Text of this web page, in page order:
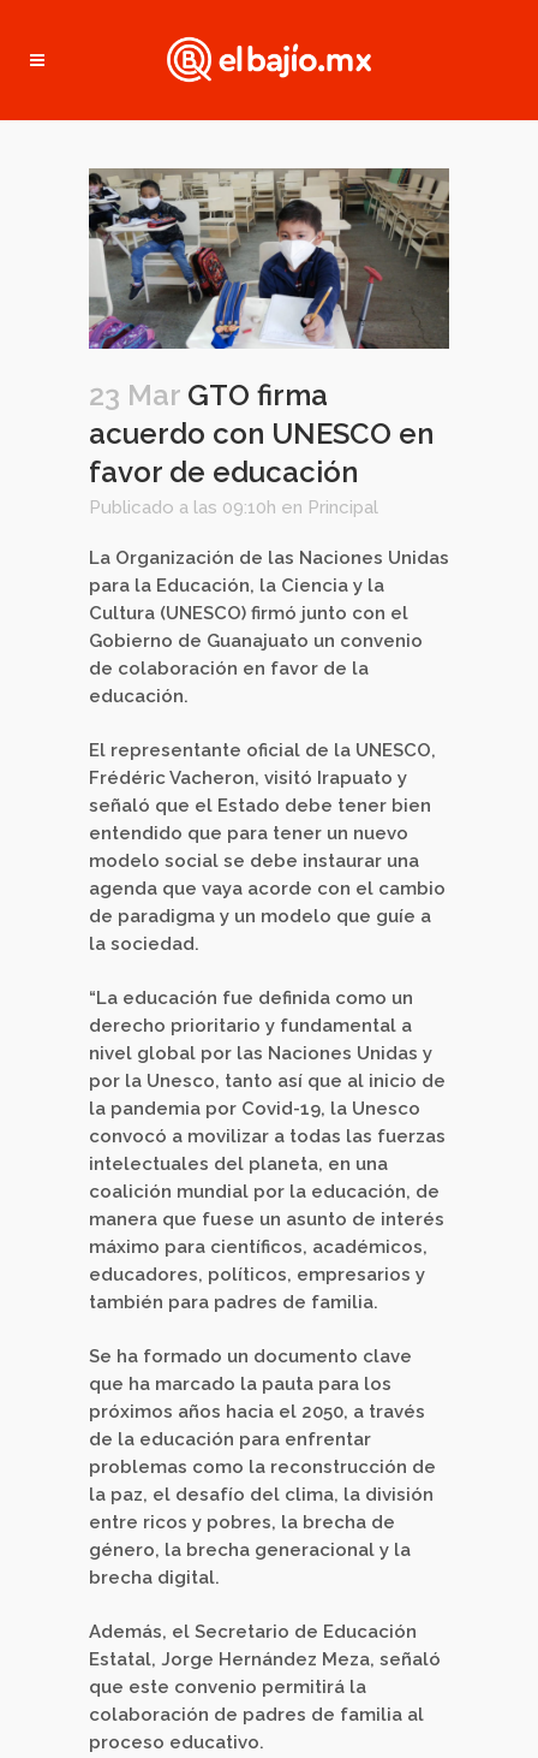
23 Mar GTO firma
acuerdo con UNESCO en
favor de educación
Publicado a las 09:10h en Principal
La Organización de las Naciones Unidas
para la Educación, la Ciencia y la
Cultura (UNESCO) firmó junto con el
Gobierno de Guanajuato un convenio
de colaboración en favor de la
educación.
El representante oficial de la UNESCO,
Frédéric Vacheron, visitó Irapuato y
señaló que el Estado debe tener bien
entendido que para tener un nuevo
modelo social se debe instaurar una
agenda que vaya acorde con el cambio
de paradigma y un modelo que guíe a
la sociedad.
“La educación fue definida como un
derecho prioritario y fundamental a
nivel global por las Naciones Unidas y
por la Unesco, tanto así que al inicio de
la pandemia por Covid-19, la Unesco
convocó a movilizar a todas las fuerzas
intelectuales del planeta, en una
coalición mundial por la educación, de
manera que fuese un asunto de interés
máximo para científicos, académicos,
educadores, políticos, empresarios y
también para padres de familia.
Se ha formado un documento clave
que ha marcado la pauta para los
próximos años hacia el 2050, a través
de la educación para enfrentar
problemas como la reconstrucción de
la paz, el desafío del clima, la división
entre ricos y pobres, la brecha de
género, la brecha generacional y la
brecha digital.
Además, el Secretario de Educación
Estatal, Jorge Hernández Meza, señaló
que este convenio permitirá la
colaboración de padres de familia al
proceso educativo.